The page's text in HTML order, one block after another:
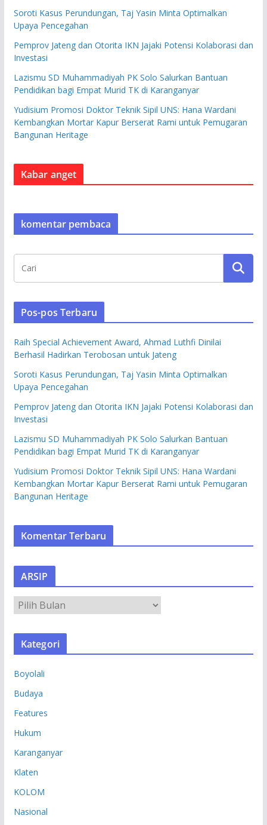
Soroti Kasus Perundungan, Taj Yasin Minta Optimalkan
Upaya Pencegahan
Pemprov Jateng dan Otorita IKN Jajaki Potensi Kolaborasi dan
Investasi
Lazismu SD Muhammadiyah PK Solo Salurkan Bantuan
Pendidikan bagi Empat Murid TK di Karanganyar
Yudisium Promosi Doktor Teknik Sipil UNS: Hana Wardani
Kembangkan Mortar Kapur Berserat Rami untuk Pemugaran
Bangunan Heritage
Kabar anget
komentar pembaca
Pos-pos Terbaru
Raih Special Achievement Award, Ahmad Luthfi Dinilai
Berhasil Hadirkan Terobosan untuk Jateng
Soroti Kasus Perundungan, Taj Yasin Minta Optimalkan
Upaya Pencegahan
Pemprov Jateng dan Otorita IKN Jajaki Potensi Kolaborasi dan
Investasi
Lazismu SD Muhammadiyah PK Solo Salurkan Bantuan
Pendidikan bagi Empat Murid TK di Karanganyar
Yudisium Promosi Doktor Teknik Sipil UNS: Hana Wardani
Kembangkan Mortar Kapur Berserat Rami untuk Pemugaran
Bangunan Heritage
Komentar Terbaru
ARSIP
R
S
Kategori
Boyolali
Budaya
Features
Hukum
Karanganyar
Klaten
KOLOM
Nasional